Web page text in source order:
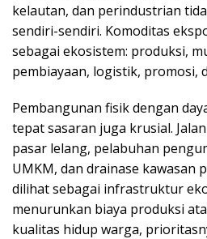
kelautan, dan perindustrian
sendiri-sendiri. Komoditas
sebagai ekosistem: produksi,
pembiayaan, logistik, promosi,
Pembangunan fisik dengan
tepat sasaran juga krusial.
pasar lelang, pelabuhan
UMKM, dan drainase kawasan
dilihat sebagai infrastruktur
menurunkan biaya produksi
kualitas hidup warga,